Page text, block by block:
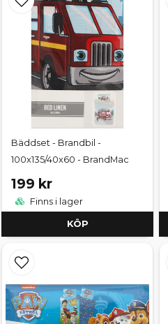
Bäddset - Brandbil -
100x135/40x60 - BrandMac
199 kr
Finns i lager
KÖP